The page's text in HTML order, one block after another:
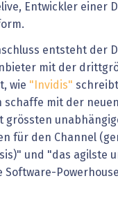
Entwickler einer
entsteht der
mit der
wie "Invidis"
schaffe mit der
grössten
für den Channel
und "das agilste
Software-